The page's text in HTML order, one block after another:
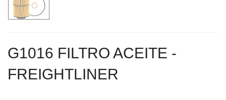
G1016 FILTRO ACEITE -
FREIGHTLINER